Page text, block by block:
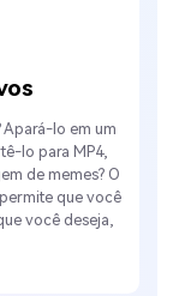
Apará-lo em um
lo para MP4,
de memes? O
que você
você deseja,